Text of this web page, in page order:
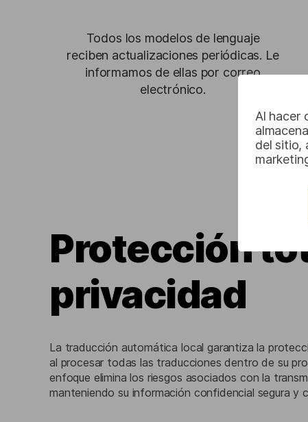
Al hacer
del sitio,
Todos los modelos de lenguaje
reciben actualizaciones periódicas. Le
informamos de ellas por correo
electrónico.
Protección
privacidad
La traducción automática local garantiza la
al procesar todas las traducciones dentro de su
enfoque elimina los riesgos asociados con la
manteniendo su información confidencial segura y